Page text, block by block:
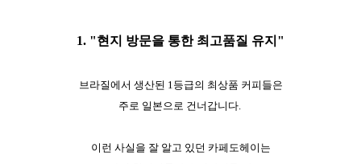
1. "현지 방문을 통한 최고품질 유지"
브라질에서 생산된 1등급의 최상품 커피들은
주로 일본으로 건너갑니다.
이런 사실을 잘 알고 있던 카페도헤이는